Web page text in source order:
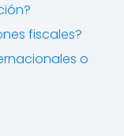
fiscales?
o